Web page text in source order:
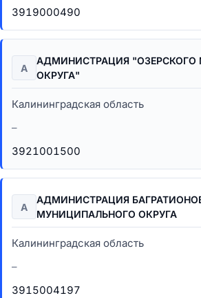
3919000490
А
АДМИНИСТРАЦИЯ
ОКРУГА"
Калининградская область
–
3921001500
А
АДМИНИСТРАЦИЯ
МУНИЦИПАЛЬНОГО ОКРУГА
Калининградская область
–
3915004197